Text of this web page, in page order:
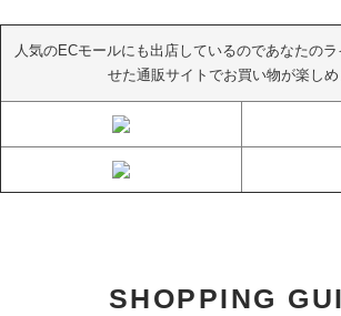
人気のECモールにも出店しているのであなたの
せた通販サイトでお買い物が楽しめ
SHOPPING